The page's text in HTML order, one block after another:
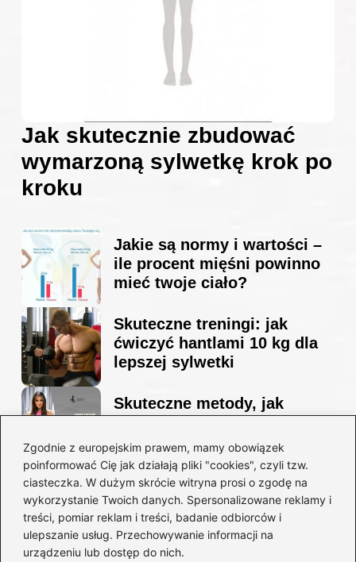
Zgodnie z europejskim prawem, mamy obowiązek
poinformować Cię jak działają pliki "cookies", czyli tzw.
ciasteczka. W dużym skrócie witryna prosi o zgodę na
wykorzystanie Twoich danych. Spersonalizowane reklamy i
treści, pomiar reklam i treści, badanie odbiorców i
ulepszanie usług. Przechowywanie informacji na
urządzeniu lub dostęp do nich.
Jak skutecznie zbudować
wymarzoną sylwetkę krok po
kroku
Jakie są normy i wartości –
ile procent mięśni powinno
mieć twoje ciało?
Skuteczne treningi: jak
ćwiczyć hantlami 10 kg dla
lepszej sylwetki
Skuteczne metody, jak
sylwetkę w zaledwie 90 dni
Idealny garnitur: jak dobrać
go do swojej sylwetki?